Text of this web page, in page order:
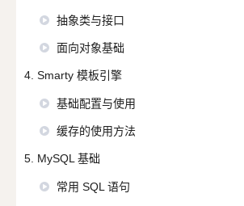
抽象类与接口
面向对象基础
4. Smarty 模板引擎
基础配置与使用
缓存的使用方法
5. MySQL 基础
常用 SQL 语句